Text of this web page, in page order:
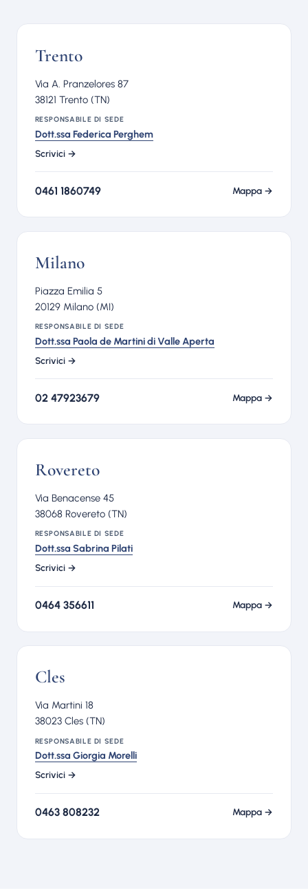
Trento
Via A. Pranzelores 87
38121 Trento (TN)
RESPONSABILE DI SEDE
Dott.ssa Federica Perghem
Scrivici →
0461 1860749 Mappa →
Milano
Piazza Emilia 5
20129 Milano (MI)
RESPONSABILE DI SEDE
Dott.ssa Paola de Martini di Valle Aperta
Scrivici →
02 47923679 Mappa →
Rovereto
Via Benacense 45
38068 Rovereto (TN)
RESPONSABILE DI SEDE
Dott.ssa Sabrina Pilati
Scrivici →
0464 356611 Mappa →
Cles
Via Martini 18
38023 Cles (TN)
RESPONSABILE DI SEDE
Dott.ssa Giorgia Morelli
Scrivici →
0463 808232 Mappa →